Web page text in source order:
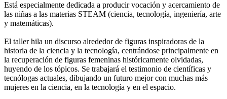
Está especialmente dedicada a producir vocación y acercamiento de
las niñas a las materias STEAM (ciencia, tecnología, ingeniería, arte
y matemáticas).
El taller hila un discurso alrededor de figuras inspiradoras de la
historia de la ciencia y la tecnología, centrándose principalmente en
la recuperación de figuras femeninas históricamente olvidadas,
huyendo de los tópicos. Se trabajará el testimonio de científicas y
tecnólogas actuales, dibujando un futuro mejor con muchas más
mujeres en la ciencia, en la tecnología y en el espacio.